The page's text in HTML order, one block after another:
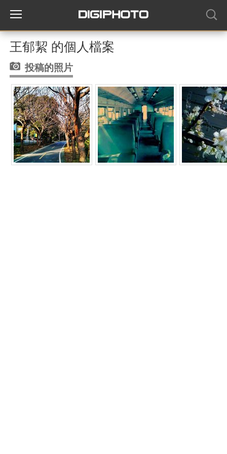
王郁絜 的個人檔案
投稿的照片